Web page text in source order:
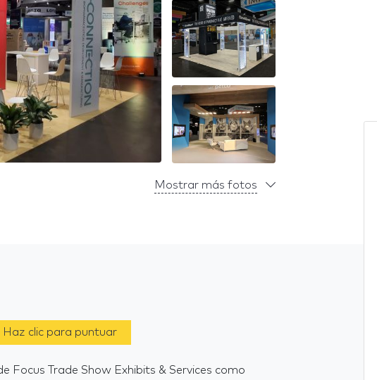
Mostrar más fotos
Haz clic para puntuar
Focus Trade Show Exhibits & Services como